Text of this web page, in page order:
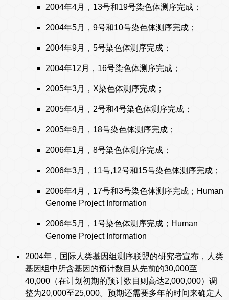
2004年4月，13号和19号染色体测序完成；
2004年5月，9号和10号染色体测序完成；
2004年9月，5号染色体测序完成；
2004年12月，16号染色体测序完成；
2005年3月，X染色体测序完成；
2005年4月，2号和4号染色体测序完成；
2005年9月，18号染色体测序完成；
2006年1月，8号染色体测序完成；
2006年3月，11号,12号和15号染色体测序完成；
2006年4月，17号和3号染色体测序完成；Human
Genome Project Information
2006年5月，1号染色体测序完成；Human
Genome Project Information
2004年，国际人类基因组测序联盟的研究者宣布，人类
基因组中所含基因的预计数目从先前的30,000至
40,000（在计划初期的预计数目则高达2,000,000）调
整为20,000至25,000。预期还需要多年的时间来确定人